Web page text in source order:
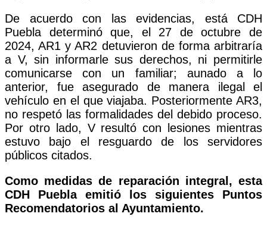
De acuerdo con las evidencias, está CDH
Puebla determinó que, el 27 de octubre de
2024, AR1 y AR2 detuvieron de forma arbitraría
a V, sin informarle sus derechos, ni permitirle
comunicarse con un familiar; aunado a lo
anterior, fue asegurado de manera ilegal el
vehículo en el que viajaba. Posteriormente AR3,
no respetó las formalidades del debido proceso.
Por otro lado, V resultó con lesiones mientras
estuvo bajo el resguardo de los servidores
públicos citados.
Como medidas de reparación integral, esta
CDH Puebla emitió los siguientes Puntos
Recomendatorios al Ayuntamiento.